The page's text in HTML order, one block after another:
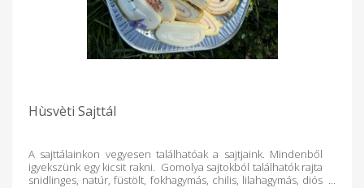
Hùsvèti Sajttál
A sajttálainkon vegyesen találhatóak a sajtjaink. Mindenből
igyekszünk egy kicsit rakni. Gomolya sajtokból találhatók rajta
snidlinges, natúr, füstölt, fokhagymás, chilis, lilahagymás, diós